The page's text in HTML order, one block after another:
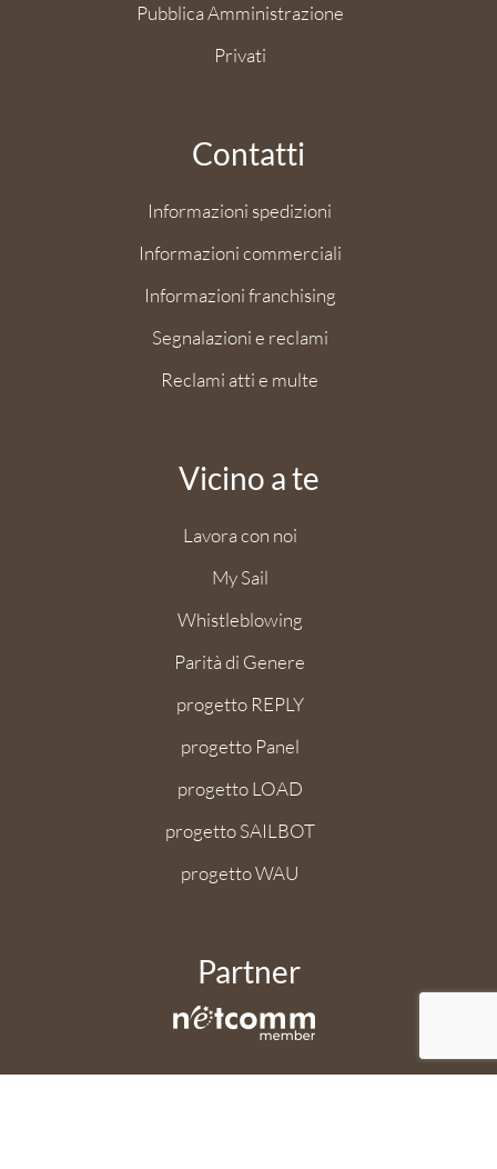
Pubblica Amministrazione
Privati
Contatti
Informazioni spedizioni
Informazioni commerciali
Informazioni franchising
Segnalazioni e reclami
Reclami atti e multe
Vicino a te
Lavora con noi
My Sail
Whistleblowing
Parità di Genere
progetto REPLY
progetto Panel
progetto LOAD
progetto SAILBOT
progetto WAU
Partner